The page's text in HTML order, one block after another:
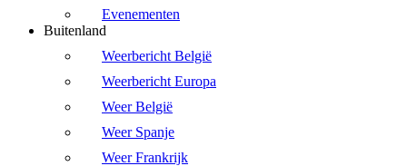
Evenementen
Buitenland
Weerbericht België
Weerbericht Europa
Weer België
Weer Spanje
Weer Frankrijk